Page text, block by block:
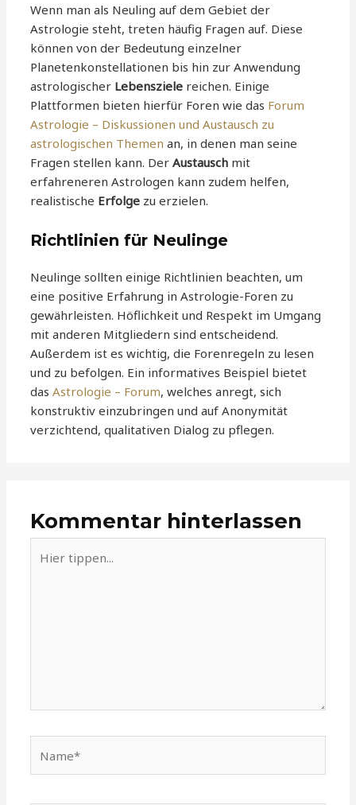
Wenn man als Neuling auf dem Gebiet der
Astrologie steht, treten häufig Fragen auf. Diese
können von der Bedeutung einzelner
Planetenkonstellationen bis hin zur Anwendung
astrologischer Lebensziele reichen. Einige
Plattformen bieten hierfür Foren wie das Forum
Astrologie – Diskussionen und Austausch zu
astrologischen Themen an, in denen man seine
Fragen stellen kann. DerAustausch mit
erfahreneren Astrologen kann zudem helfen,
realistische Erfolge zu erzielen.
Richtlinien für Neulinge
Neulinge sollten einige Richtlinien beachten, um
eine positive Erfahrung in Astrologie-Foren zu
gewährleisten. Höflichkeit und Respekt im Umgang
mit anderen Mitgliedern sind entscheidend.
Außerdem ist es wichtig, die Forenregeln zu lesen
und zu befolgen. Ein informatives Beispiel bietet
dasAstrologie – Forum, welches anregt, sich
konstruktiv einzubringen und auf Anonymität
verzichtend, qualitativen Dialog zu pflegen.
Kommentar hinterlassen
tippen...